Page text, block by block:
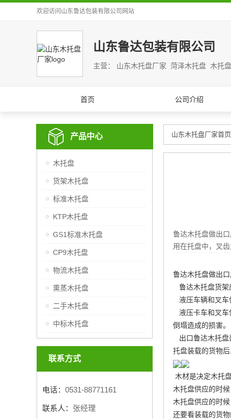
欢迎访问 山东鲁达包装有限公司 网站
山东鲁达包装有限公司
主营： 山东木托盘厂家 菏泽木托盘 木托
首页 公司介绍
产品中心
木托盘
货架木托盘
标准木托盘
KTP木托盘
GS1标准木托盘
CP9木托盘
物流木托盘
熏蒸木托盘
二手木托盘
中标木托盘
联系方式
电话： 0531-88771161
联系人： 张经理
山东木托盘厂家首页
鲁达木托盘做出
用在托盘中，叉
鲁达木托盘做出口
鲁达木托盘货架
液压车辆和叉车
液压卡车和叉车
倒塌造成的损害。
出口鲁达木托盘
托盘装载的货物
木材是决定木托
木托盘供应的时
木托盘供应的时
还要看装载的货